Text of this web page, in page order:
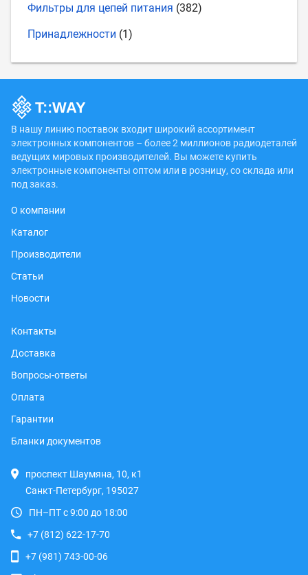
Фильтры для цепей питания (382)
Принадлежности (1)
В нашу линию поставок входит широкий ассортимент
электронных компонентов – более 2 миллионов радиодеталей
ведущих мировых производителей. Вы можете купить
электронные компоненты оптом или в розницу, со склада или
под заказ.
О компании
Каталог
Производители
Статьи
Новости
Контакты
Доставка
Вопросы-ответы
Оплата
Гарантии
Бланки документов
проспект Шаумяна, 10, к1
Санкт-Петербург, 195027
ПН–ПТ с 9:00 до 18:00
+7 (812) 622-17-70
+7 (981) 743-00-06